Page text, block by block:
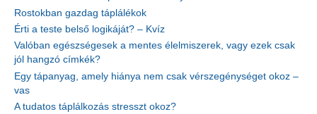
Rostokban gazdag táplálékok
Érti a teste belső logikáját? – Kvíz
Valóban egészségesek a mentes élelmiszerek, vagy ezek csak
jól hangzó címkék?
Egy tápanyag, amely hiánya nem csak vérszegénységet okoz –
vas
A tudatos táplálkozás stresszt okoz?